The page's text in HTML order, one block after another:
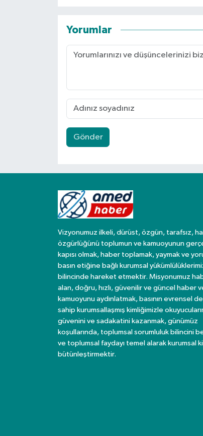
Yorumlar
Gönder
Vizyonumuz ilkeli, dürüst, özgün, tarafsız,
özgürlüğünü toplumun ve kamuoyunun
kapısı olmak, haber toplamak, yaymak ve
basın etiğine bağlı kurumsal
bilincinde hareket etmektir. Misyonumuz
alan, doğru, hızlı, güvenilir ve güncel haber
kamuoyunu aydınlatmak, basının evrensel
sahip kurumsallaşmış kimliğimizle
güvenini ve sadakatini kazanmak, günümüz
koşullarında, toplumsal sorumluluk bilincini
ve toplumsal faydayı temel alarak kurumsal
bütünleştirmektir.